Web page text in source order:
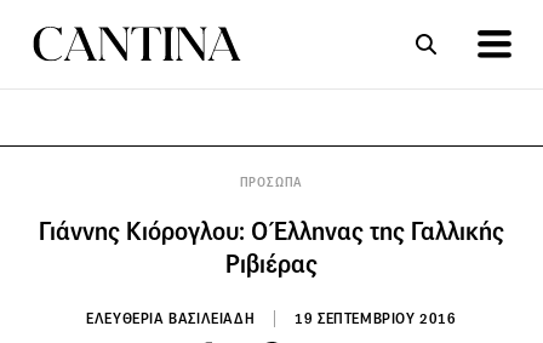
ΠΡΟΣΩΠΑ
Γιάννης Κιόρογλου: Ο Έλληνας της Γαλλικής
Ριβιέρας
ΕΛΕΥΘΕΡΙΑ ΒΑΣΙΛΕΙΑΔΗ 19 ΣΕΠΤΕΜΒΡΙΟΥ 2016